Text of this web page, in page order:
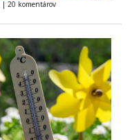
| 20 komentárov